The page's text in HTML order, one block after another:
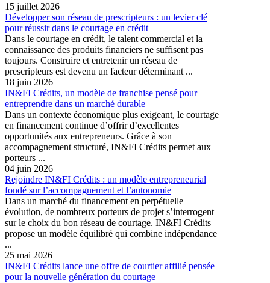
15 juillet 2026
Développer son réseau de prescripteurs : un levier clé
pour réussir dans le courtage en crédit
Dans le courtage en crédit, le talent commercial et la
connaissance des produits financiers ne suffisent pas
toujours. Construire et entretenir un réseau de
prescripteurs est devenu un facteur déterminant ...
18 juin 2026
IN&FI Crédits, un modèle de franchise pensé pour
entreprendre dans un marché durable
Dans un contexte économique plus exigeant, le courtage
en financement continue d’offrir d’excellentes
opportunités aux entrepreneurs. Grâce à son
accompagnement structuré, IN&FI Crédits permet aux
porteurs ...
04 juin 2026
Rejoindre IN&FI Crédits : un modèle entrepreneurial
fondé sur l’accompagnement et l’autonomie
Dans un marché du financement en perpétuelle
évolution, de nombreux porteurs de projet s’interrogent
sur le choix du bon réseau de courtage. IN&FI Crédits
propose un modèle équilibré qui combine indépendance
...
25 mai 2026
IN&FI Crédits lance une offre de courtier affilié pensée
pour la nouvelle génération du courtage